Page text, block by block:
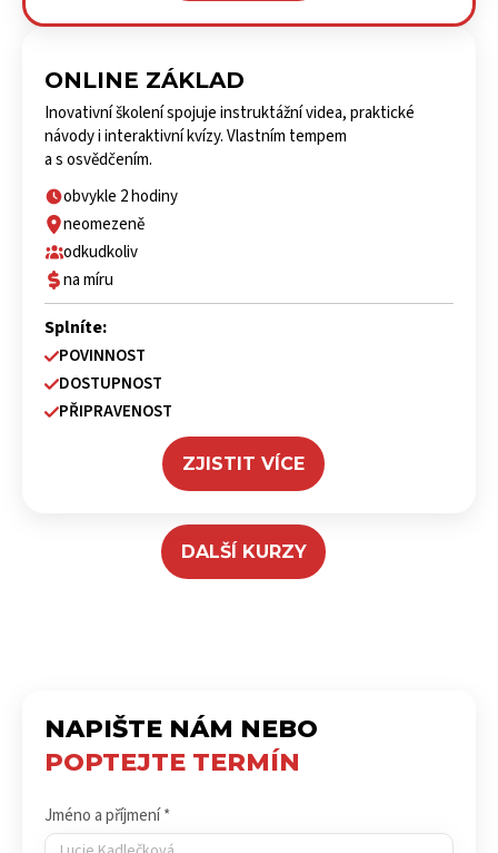
ONLINE ZÁKLAD
Inovativní školení spojuje instruktážní videa, praktické
návody i interaktivní kvízy. Vlastním tempem
a s osvědčením.
obvykle 2 hodiny
neomezeně
odkudkoliv
na míru
Splníte:
POVINNOST
DOSTUPNOST
PŘIPRAVENOST
ZJISTIT VÍCE
DALŠÍ KURZY
NAPIŠTE NÁM NEBO
POPTEJTE TERMÍN
Jméno a příjmení *